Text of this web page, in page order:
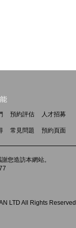
預約評估 人才招募
常見問題 預約頁面
您造訪本網站。
LTD All Rights Reserved.